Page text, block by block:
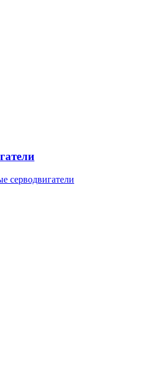
серводвигатели